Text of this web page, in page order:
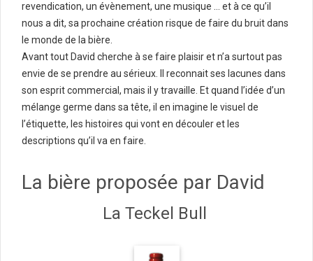
revendication, un évènement, une musique … et à ce qu’il
nous a dit, sa prochaine création risque de faire du bruit dans
le monde de la bière.
Avant tout David cherche à se faire plaisir et n’a surtout pas
envie de se prendre au sérieux. Il reconnait ses lacunes dans
son esprit commercial, mais il y travaille. Et quand l’idée d’un
mélange germe dans sa tête, il en imagine le visuel de
l’étiquette, les histoires qui vont en découler et les
descriptions qu’il va en faire.
La bière proposée par David
La Teckel Bull